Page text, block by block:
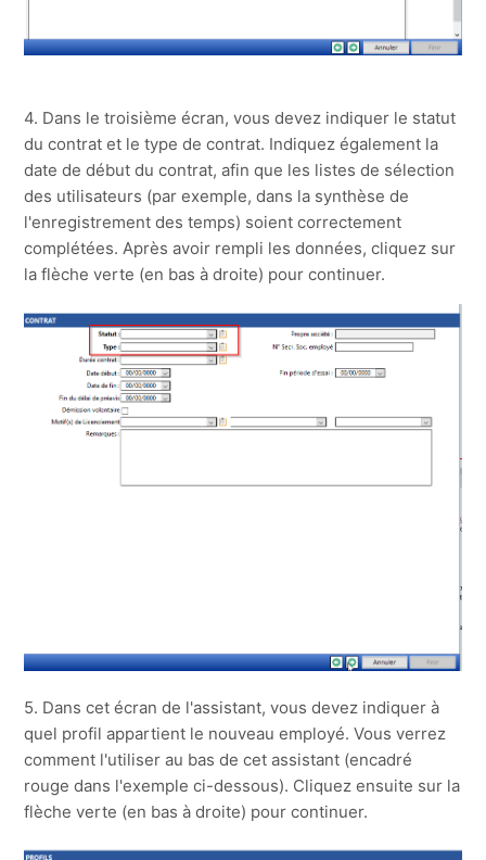
4. Dans le troisième écran, vous devez indiquer le statut
du contrat et le type de contrat. Indiquez également la
date de début du contrat, afin que les listes de sélection
des utilisateurs (par exemple, dans la synthèse de
l'enregistrement des temps) soient correctement
complétées. Après avoir rempli les données, cliquez sur
la flèche verte (en bas à droite) pour continuer.
5. Dans cet écran de l'assistant, vous devez indiquer à
quel profil appartient le nouveau employé. Vous verrez
comment l'utiliser au bas de cet assistant (encadré
rouge dans l'exemple ci-dessous). Cliquez ensuite sur la
flèche verte (en bas à droite) pour continuer.